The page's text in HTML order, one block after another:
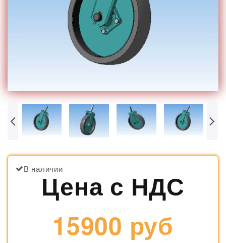
В наличииЦена с НДС
15900 руб